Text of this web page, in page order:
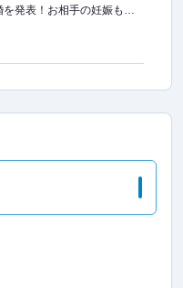
及川光博さんが再婚を発表！お相手の妊娠も報告し、幸せなニュースが届きました